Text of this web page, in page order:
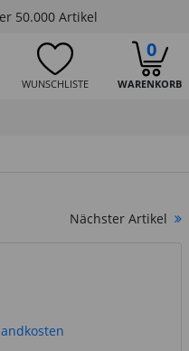
50.000 Artikel
WUNSCHLISTE WARENKORB
0
Nächster Artikel